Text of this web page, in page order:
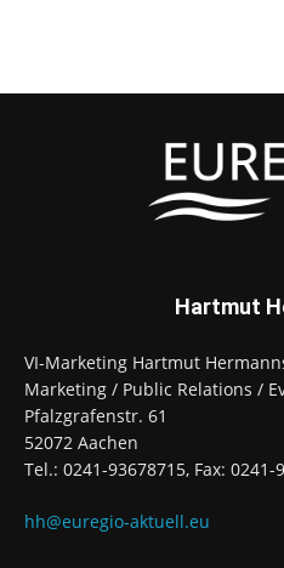
Hartmut
VI-Marketing Hartmut
Marketing / Public Relations /
Pfalzgrafenstr. 61
52072 Aachen
Tel.: 0241-93678715, Fax: 0241-
hh@euregio-aktuell.eu